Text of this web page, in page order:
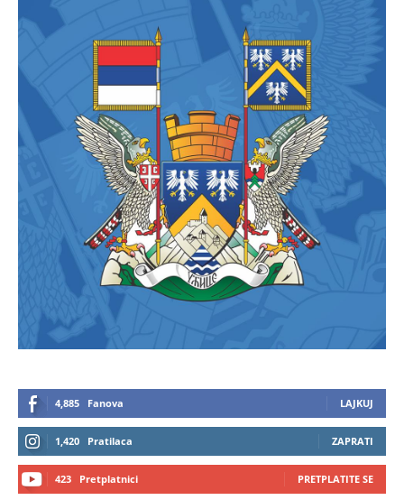
4,885 Fanova LAJKUJ
1,420 Pratilaca ZAPRATI
423 Pretplatnici PRETPLATITE SE